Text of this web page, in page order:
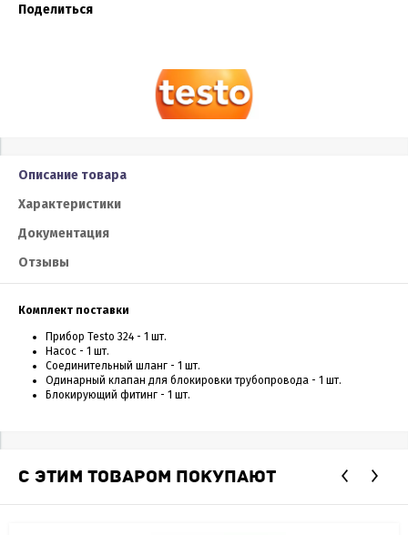
Поделиться
Описание товара
Характеристики
Документация
Отзывы
Комплект поставки
Прибор Testo 324 - 1 шт.
Насос - 1 шт.
Соединительный шланг - 1 шт.
Одинарный клапан для блокировки трубопровода - 1 шт.
Блокирующий фитинг - 1 шт.
С ЭТИМ ТОВАРОМ ПОКУПАЮТ